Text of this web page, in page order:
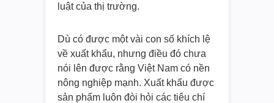
luật của thị trường.
Dù có được một vài con số khích lệ
về xuất khẩu, nhưng điều đó chưa
nói lên được rằng Việt Nam có nền
nông nghiệp mạnh. Xuất khẩu được
sản phẩm luôn đòi hỏi các tiêu chí